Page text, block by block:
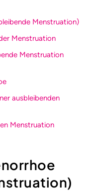
Menstruation)
Menstruation
Menstruation
ausbleibenden
Menstruation